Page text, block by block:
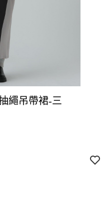
繩吊帶裙-三